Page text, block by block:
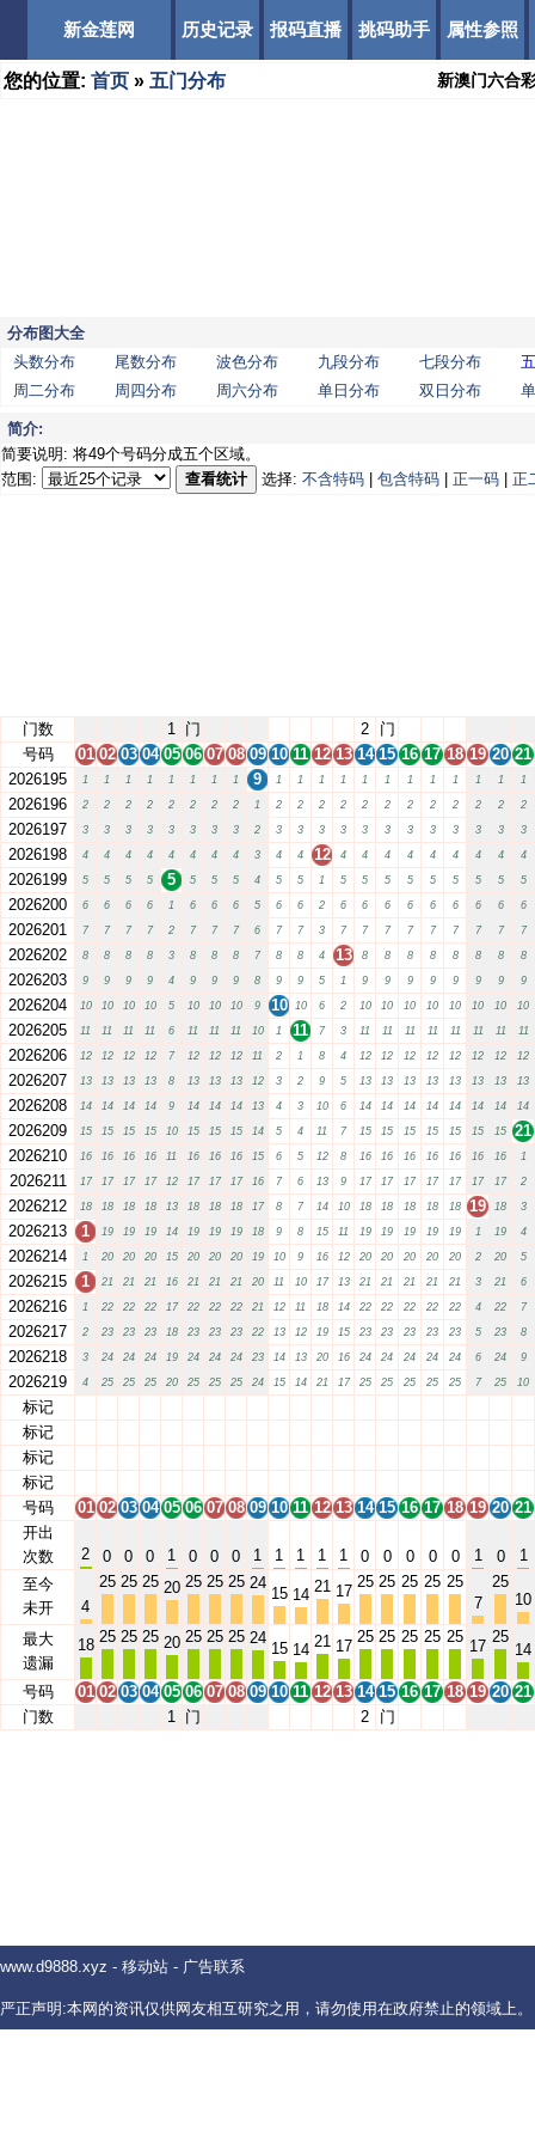
新金莲网 历史记录 报码直播 挑码助手 属性参照
您的位置: 首页 » 五门分布 新澳门六合
分布图大全
头数分布
尾数分布 波色分布 九段分布 七段分布
周二分布
周四分布 周六分布 单日分布 双日分布
简介:
简要说明: 将49个号码分成五个区域。
范围:
查看统计 选择: 不含特码 包含特码 正一码 正
门数 1 门 2
门
号码
01 02 03 04 05 06 07 08 09 10 11 12 13 14 15 16 17 18 19 20 21
2026195
1 1 1 1 1 1 1 1 9 1 1 1 1 1 1 1 1 1 1 1 1
2026196 2 2 2 2 2 2 2 2 1 2 2 2 2 2 2 2 2 2 2 2 2
2026197 3 3 3 3 3 3 3 3 2 3 3 3 3 3 3 3 3 3 3 3 3
2026198 4 4 4 4 4 4 4 4 3 4 4 12 4 4 4 4 4 4 4 4 4
2026199 5 5 5 5 5 5 5 5 4 5 5 1 5 5 5 5 5 5 5 5 5
2026200 6 6 6 6 1 6 6 6 5 6 6 2 6 6 6 6 6 6 6 6 6
2026201 7 7 7 7 2 7 7 7 6 7 7 3 7 7 7 7 7 7 7 7 7
2026202 8 8 8 8 3 8 8 8 7 8 8 4 13 8 8 8 8 8 8 8 8
2026203 9 9 9 9 4 9 9 9 8 9 9 5 1 9 9 9 9 9 9 9 9
2026204 10 10 10 10 5 10 10 10 9 10 10 6 2 10 10 10 10 10 10 10 10
2026205 11 11 11 11 6 11 11 11 10 1 11 7 3 11 11 11 11 11 11 11 11
2026206 12 12 12 12 7 12 12 12 11 2 1 8 4 12 12 12 12 12 12 12 12
2026207 13 13 13 13 8 13 13 13 12 3 2 9 5 13 13 13 13 13 13 13 13
2026208 14 14 14 14 9 14 14 14 13 4 3 10 6 14 14 14 14 14 14 14 14
2026209 15 15 15 15 10 15 15 15 14 5 4 11 7 15 15 15 15 15 15 15
21
2026210
16 16 16 16 11 16 16 16 15 6 5 12 8 16 16 16 16 16 16 16 1
2026211 17 17 17 17 12 17 17 17 16 7 6 13 9 17 17 17 17 17 17 17 2
2026212 18 18 18 18 13 18 18 18 17 8 7 14 10 18 18 18 18 18 19 18 3
2026213 1 19 19 19 14 19 19 19 18 9 8 15 11 19 19 19 19 19 1 19 4
2026214 1 20 20 20 15 20 20 20 19 10 9 16 12 20 20 20 20 20 2 20 5
2026215 1 21 21 21 16 21 21 21 20 11 10 17 13 21 21 21 21 21 3 21 6
2026216 1 22 22 22 17 22 22 22 21 12 11 18 14 22 22 22 22 22 4 22 7
2026217 2 23 23 23 18 23 23 23 22 13 12 19 15 23 23 23 23 23 5 23 8
2026218 3 24 24 24 19 24 24 24 23 14 13 20 16 24 24 24 24 24 6 24 9
2026219 4 25 25 25 20 25 25 25 24 15 14 21 17 25 25 25 25 25 7 25 10
标记
标记
标记
标记
号码
01 02 03 04 05 06 07 08 09 10 11 12 13 14 15 16 17 18 19 20 21
开出
次数
2 0 0 0 1 0 0 0 1 1 1 1 1 0 0 0 0 0 1 0
1
至今
未开
4
25 25 25 20 25 25 25 24
15 14 21 17
25 25 25 25 25
7
25
10
最大
遗漏
18 25 25 25 20 25 25 25 24
15 14 21 17
25 25 25 25 25
17
25
14
号码 01 02 03 04 05 06 07 08 09 10 11 12 13 14 15 16 17 18 19 20 21
门数
1 门 2 门
www.d9888.xyz - 移动站 - 广告联系
严正声明:本网的资讯仅供网友相互研究之用，请勿使用在政府禁止的领域上。